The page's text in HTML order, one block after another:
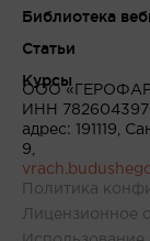
Библиотека
Статьи
Курсы
ООО
ИНН
адрес: 191119,
9,
Политика
Лицензионное